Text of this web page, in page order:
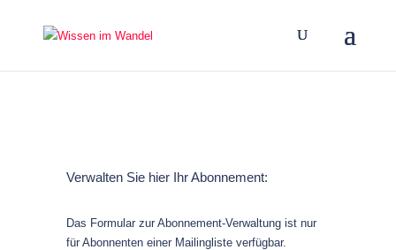
Verwalten Sie hier Ihr Abonnement:
Das Formular zur Abonnement-Verwaltung ist nur
für Abonnenten einer Mailingliste verfügbar.